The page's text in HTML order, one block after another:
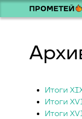
Итоги
Итоги
Итоги